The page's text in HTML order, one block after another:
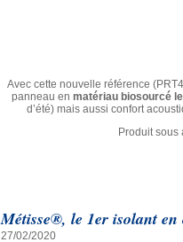
Avec cette nouvelle référence
panneau en matériau biosourcé
d’été) mais aussi confort
Produit sous
Métisse®, le 1er isolant
27/02/2020